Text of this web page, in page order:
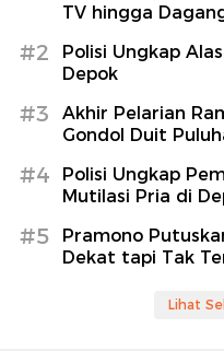
TV hingga
#2
Polisi Ungkap
Depok
#3
Akhir Pelarian
Gondol Duit
#4
Polisi Ungkap
Mutilasi Pria di
#5
Pramono
Dekat tapi Tak
Lihat